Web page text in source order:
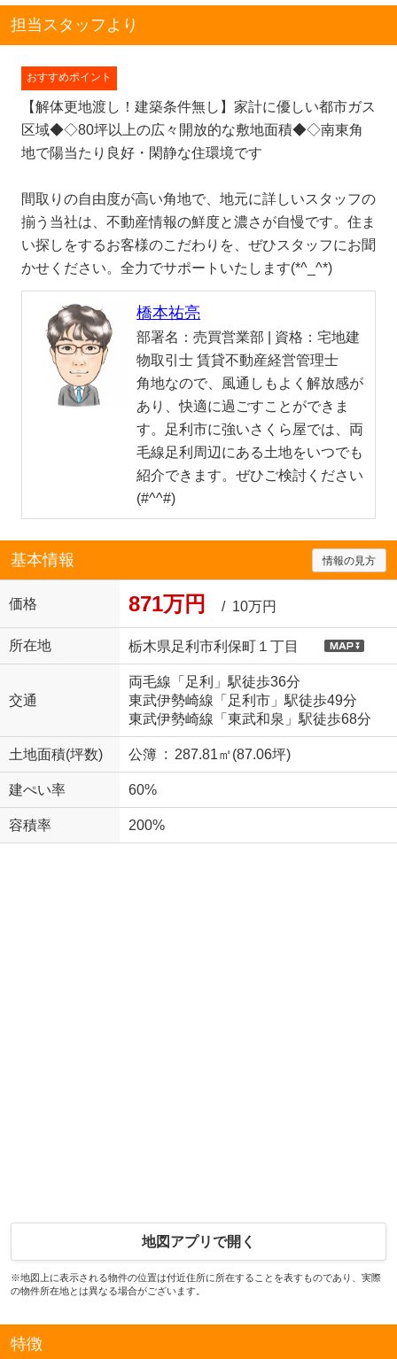
担当スタッフより
おすすめポイント
【解体更地渡し！建築条件無し】家計に優しい都市ガス
区域◆◇80坪以上の広々開放的な敷地面積◆◇南東角
地で陽当たり良好・閑静な住環境です
間取りの自由度が高い角地で、地元に詳しいスタッフの
揃う当社は、不動産情報の鮮度と濃さが自慢です。住ま
い探しをするお客様のこだわりを、ぜひスタッフにお聞
かせください。全力でサポートいたします(*^_^*)
橋本祐亮
部署名：売買営業部 | 資格：宅地建
物取引士 賃貸不動産経営管理士
角地なので、風通しもよく解放感が
あり、快適に過ごすことができま
す。足利市に強いさくら屋では、両
毛線足利周辺にある土地をいつでも
紹介できます。ぜひご検討ください
(#^^#)
基本情報 情報の見方
価格 871万円 / 10万円
所在地 栃木県足利市利保町１丁目
交通
両毛線「足利」駅徒歩36分
東武伊勢崎線「足利市」駅徒歩49分
東武伊勢崎線「東武和泉」駅徒歩68分
土地面積(坪数) 公簿 : 287.81㎡(87.06坪)
建ぺい率 60%
容積率 200%
地図アプリで開く
※地図上に表示される物件の位置は付近住所に所在することを表すものであり、実際
の物件所在地とは異なる場合がございます。
特徴